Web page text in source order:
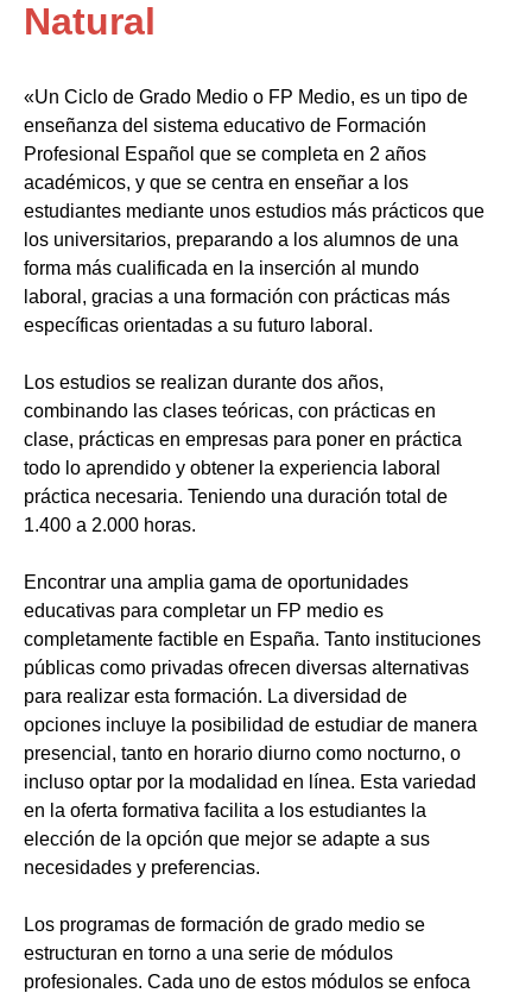
Natural
«Un Ciclo de Grado Medio o FP Medio, es un tipo de
enseñanza del sistema educativo de Formación
Profesional Español que se completa en 2 años
académicos, y que se centra en enseñar a los
estudiantes mediante unos estudios más prácticos que
los universitarios, preparando a los alumnos de una
forma más cualificada en la inserción al mundo
laboral, gracias a una formación con prácticas más
específicas orientadas a su futuro laboral.
Los estudios se realizan durante dos años,
combinando las clases teóricas, con prácticas en
clase, prácticas en empresas para poner en práctica
todo lo aprendido y obtener la experiencia laboral
práctica necesaria. Teniendo una duración total de
1.400 a 2.000 horas.
Encontrar una amplia gama de oportunidades
educativas para completar un FP medio es
completamente factible en España. Tanto instituciones
públicas como privadas ofrecen diversas alternativas
para realizar esta formación. La diversidad de
opciones incluye la posibilidad de estudiar de manera
presencial, tanto en horario diurno como nocturno, o
incluso optar por la modalidad en línea. Esta variedad
en la oferta formativa facilita a los estudiantes la
elección de la opción que mejor se adapte a sus
necesidades y preferencias.
Los programas de formación de grado medio se
estructuran en torno a una serie de módulos
profesionales. Cada uno de estos módulos se enfoca